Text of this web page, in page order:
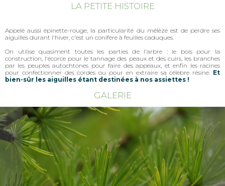
LA PETITE HISTOIRE
Appelé aussi épinette-rouge, la particularité du mélèze est de perdre ses
aiguilles durant l'hiver, c'est un conifère à feuilles caduques.
On utilise quasiment toutes les parties de l'arbre : le bois pour la
construction, l'écorce pour le tannage des peaux et des cuirs, les branches
par les peuples autochtones pour faire des appeaux, et enfin les racines
pour confectionner des cordes ou pour en extraire sa célèbre résine. Et
bien-sûr les aiguilles étant destinées à nos assiettes !
GALERIE